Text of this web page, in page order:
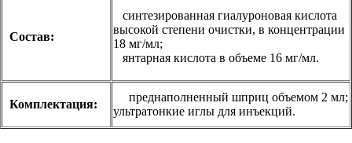
Состав:
синтезированная гиалуроновая кислота
высокой степени очистки, в концентрации
18 мг/мл;
янтарная кислота в объеме 16 мг/мл.
Комплектация:
преднаполненный шприц объемом 2 мл;
ультратонкие иглы для инъекций.